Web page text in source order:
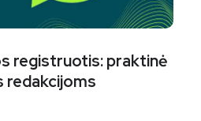
registruotis: praktinė
redakcijoms